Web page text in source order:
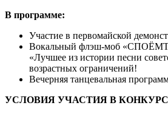
В программе:
Участие в первомайской
Вокальный флэш-моб
«Лучшее из истории песни
возрастных ограничений!
Вечерняя танцевальная
УСЛОВИЯ УЧАСТИЯ В